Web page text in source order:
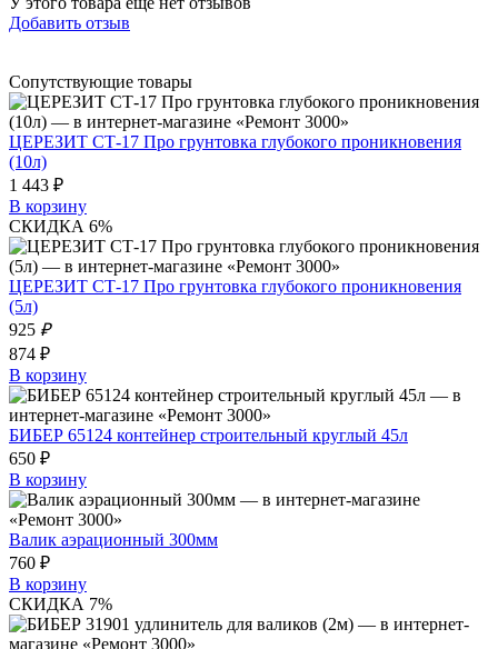
Добавить отзыв
Сопутствующие товары
ЦЕРЕЗИТ СТ-17 Про грунтовка глубокого проникновения
(10л)
1 443 ₽
В корзину
СКИДКА 6%
ЦЕРЕЗИТ СТ-17 Про грунтовка глубокого проникновения
(5л)
925 ₽
874 ₽
В корзину
БИБЕР 65124 контейнер строительный круглый 45л
650 ₽
В корзину
Валик аэрационный 300мм
760 ₽
В корзину
СКИДКА 7%